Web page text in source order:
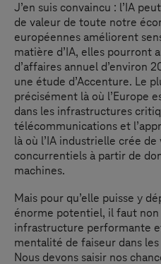
J’en suis convaincu : l’IA
de valeur de toute notre
européennes améliorent
matière d’IA, elles pourront
d’affaires annuel d’environ
une étude d’Accenture. Le
précisément là où l’Europe
dans les infrastructures
télécommunications et
là où l’IA industrielle crée
concurrentiels à partir de
machines.
Mais pour qu’elle puisse y
énorme potentiel, il faut
infrastructure performante
mentalité de faiseur dans
Nous devons saisir nos